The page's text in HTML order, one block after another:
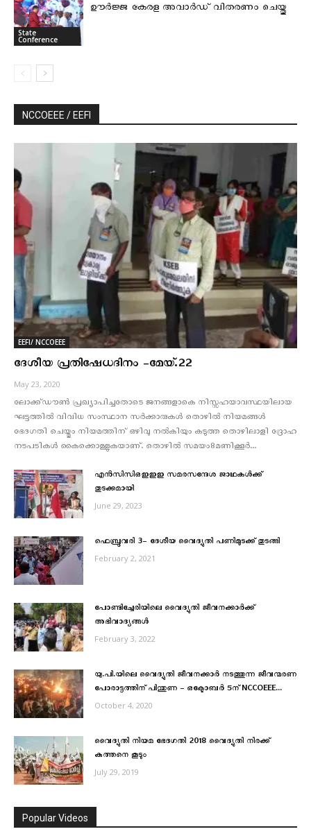
State
Conference
ഊർജ്ജ കേരള അവാർഡ് വിതരണം ചെയ്തു
NCCOEEE / EEFI
EEFI/ NCCOEEE
ദേശീയ പ്രതിഷേധദിനം -മേയ്.22
May 23, 2020
ലോക്ക്ഡൗണ്‍ പ്രഖ്യാപിച്ചതോടെ ജനങ്ങളാകെ നിസ്സഹയാവസ്ഥയിലായ
ഘട്ടത്തില്‍ വിവിധ സംസ്ഥാന സര്‍ക്കാരുകള്‍ തൊഴില്‍ നിയമങ്ങള്‍
ഭേദഗതി ചെയ്തും നിയമത്തിന് ഒഴിവു നല്‍കിയും കടുത്ത തൊഴിലാളി ദ്രോഹ
നടപടികള്‍ കൈക്കൊള്ളുകയാണ്. തൊഴില്‍ സമയം8മണിക്കൂര്‍...
എന്‍സിസിഒഇഇഇ സമരസന്ദേശ ജാഥകള്‍ക്ക്
തുടക്കമായി
June 29, 2023
ഫെബ്രുവരി 3- ദേശീയ വൈദ്യുതി പണിമുടക്ക് തുടങ്ങി
February 2, 2021
പോണ്ടിച്ചേരിയിലെ വൈദ്യുതി ജീവനക്കാര്‍ക്ക്
അഭിവാദ്യങ്ങള്‍
February 3, 2022
യു.പി.യിലെ വൈദ്യുതി ജീവനക്കാർ നടത്തുന്ന ജീവന്മരണ
പോരാട്ടത്തിന് പിന്തുണ – ഒക്ടോബര്‍ 5ന് NCCOEEE...
October 4, 2020
വൈദ്യുതി നിയമ ഭേദഗതി 2018 വൈദ്യുതി നിരക്ക്
കുത്തനെ കൂടും
July 29, 2019
Popular Videos